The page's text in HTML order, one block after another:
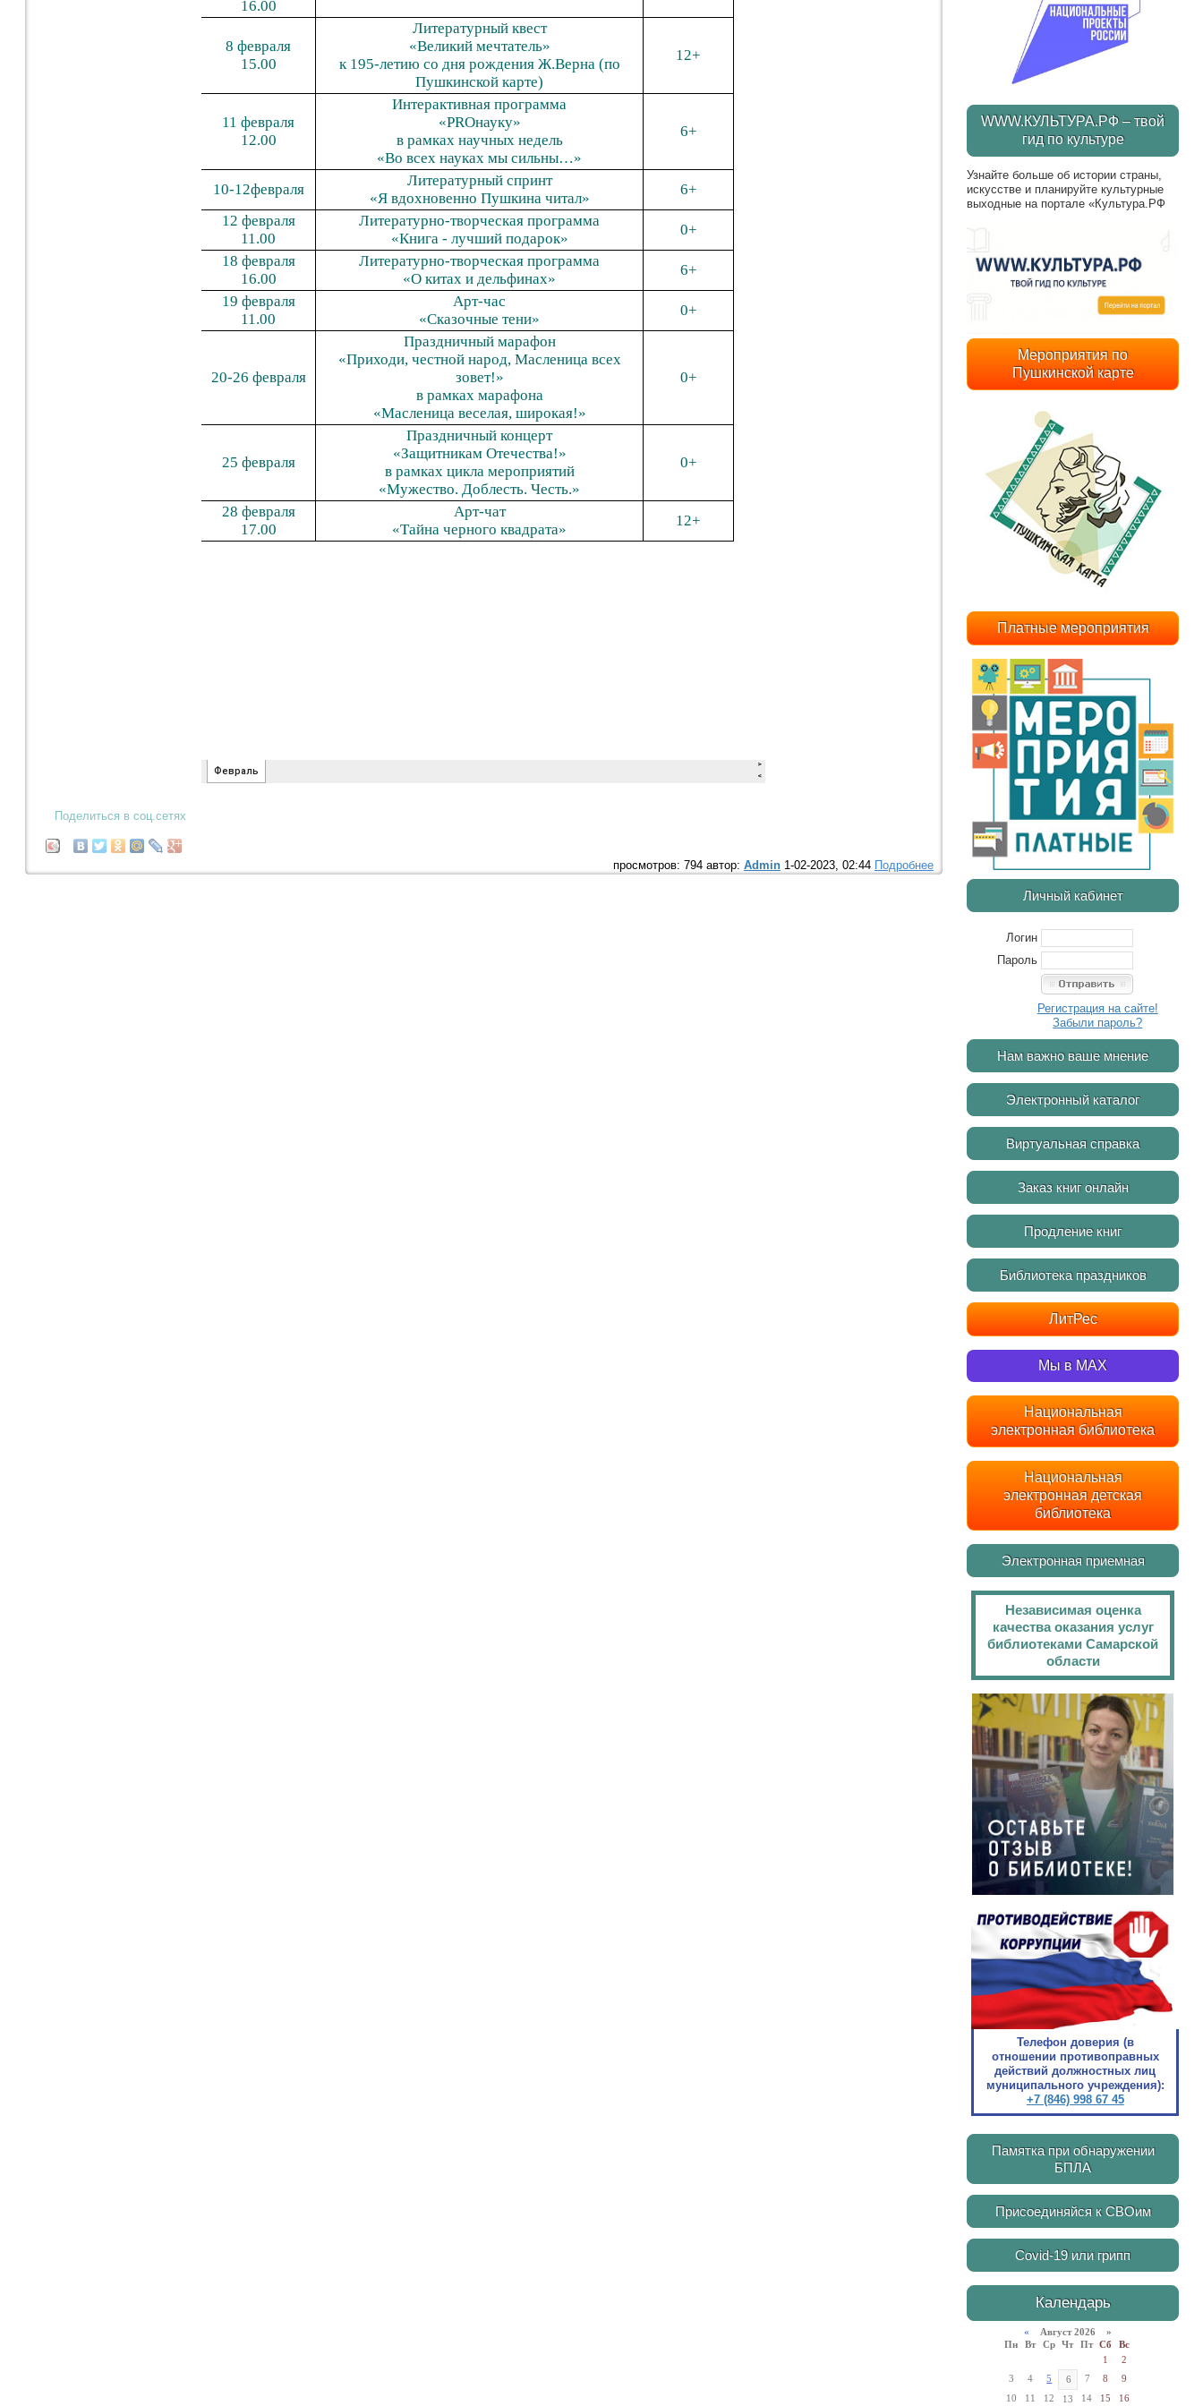
Поделиться в соц.сетях
просмотров: 794 автор: Admin1-02-2023, 02:44 Подробнее
WWW.КУЛЬТУРА.РФ – твой
гид по культуре
Узнайте больше об истории страны,
искусстве и планируйте культурные
выходные на портале «Культура.РФ
Мероприятия по
Пушкинской карте
Платные мероприятия
Личный кабинет
Логин
Пароль
Регистрация на сайте!
Забыли пароль?
Нам важно ваше мнение
Электронный каталог
Виртуальная справка
Заказ книг онлайн
Продление книг
Библиотека праздников
ЛитРес
Мы в MAX
Национальная
электронная библиотека
Национальная
электронная детская
библиотека
Электронная приемная
Независимая оценка
качества оказания услуг
библиотеками Самарской
области
Телефон доверия (в
отношении противоправных
действий должностных лиц
муниципального учреждения):
+7 (846) 998 67 45
Памятка при обнаружении
БПЛА
Присоединяйся к СВОим
Covid-19 или грипп
Календарь
« Август 2026 »
Пн
Вт Ср Чт Пт Сб
Вс
1
2
3
4 5 6 7 8
9
10
11 12 13 14 15 16